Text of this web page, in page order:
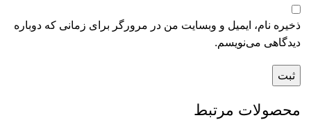
ذخیره نام، ایمیل و وبسایت من در مرورگر برای زمانی که دوباره
دیدگاهی می‌نویسم.
محصولات مرتبط